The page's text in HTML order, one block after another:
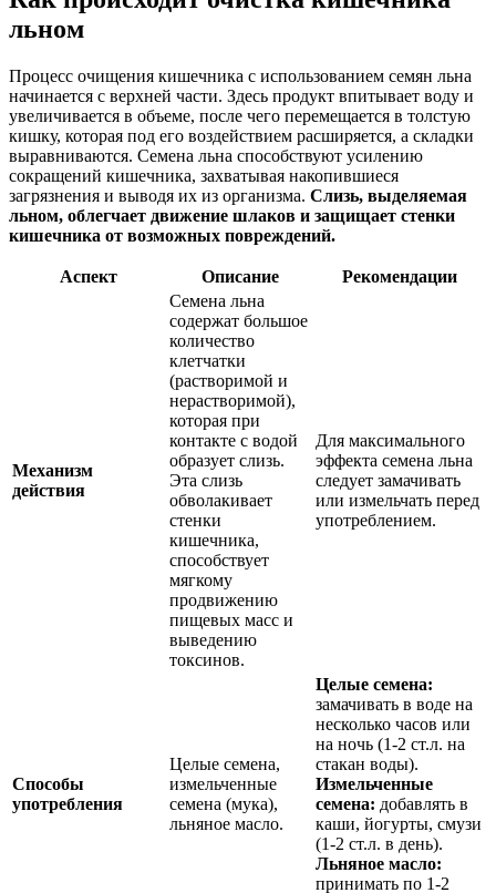
льном
Процесс очищения кишечника с использованием семян льна
начинается с верхней части. Здесь продукт впитывает воду и
увеличивается в объеме, после чего перемещается в толстую
кишку, которая под его воздействием расширяется, а складки
выравниваются. Семена льна способствуют усилению
сокращений кишечника, захватывая накопившиеся
загрязнения и выводя их из организма. Слизь, выделяемая
льном, облегчает движение шлаков и защищает стенки
кишечника от возможных повреждений.
Аспект Описание Рекомендации
Механизм
действия
Семена льна
содержат большое
количество
клетчатки
(растворимой и
нерастворимой),
которая при
контакте с водой
образует слизь.
Эта слизь
обволакивает
стенки
кишечника,
способствует
мягкому
продвижению
пищевых масс и
выведению
токсинов.
Для максимального
эффекта семена льна
следует замачивать
или измельчать перед
употреблением.
Способы
употребления
Целые семена,
измельченные
семена (мука),
льняное масло.
Целые семена:
замачивать в воде на
несколько часов или
на ночь (1-2 ст.л. на
стакан воды).
Измельченные
семена: добавлять в
каши, йогурты, смузи
(1-2 ст.л. в день).
Льняное масло:
принимать по 1-2